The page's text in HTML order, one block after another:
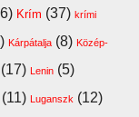
Krím (37) krími
Kárpátalja (8) Közép-
(17) Lenin (5)
(11) Luganszk (12)